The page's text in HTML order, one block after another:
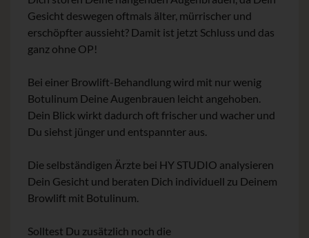
Gesicht deswegen oftmals älter, mürrischer und
erschöpfter aussieht? Damit ist jetzt Schluss und das
ganz ohne OP!
Bei einer Browlift-Behandlung wird mit nur wenig
Botulinum Deine Augenbrauen leicht angehoben.
Dein Blick wirkt dadurch oft frischer und wacher und
Du siehst jünger und entspannter aus.
Die selbständigen Ärzte bei HY STUDIO analysieren
Dein Gesicht und beraten Dich individuell zu Deinem
Browlift mit Botulinum.
Solltest Du zusätzlich noch die